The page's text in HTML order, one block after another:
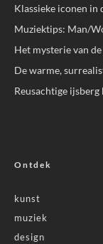
Klassieke iconen
Muziektips: Man/
Het mysterie van
De warme,
Reusachtige
Ontdek
kunst
muziek
design